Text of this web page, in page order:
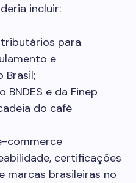
incluir:
para
e
Brasil;
e da Finep
do café
commerce
certificações
marcas brasileiras no